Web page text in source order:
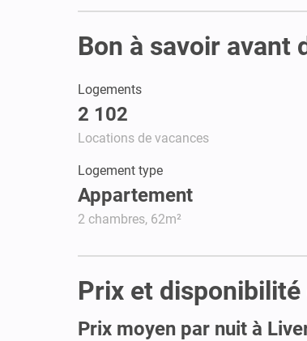
Bon à savoir avant
Logements
2 102
Locations de vacances
Logement type
Appartement
2 chambres, 62m²
Prix et
Prix moyen par nuit à